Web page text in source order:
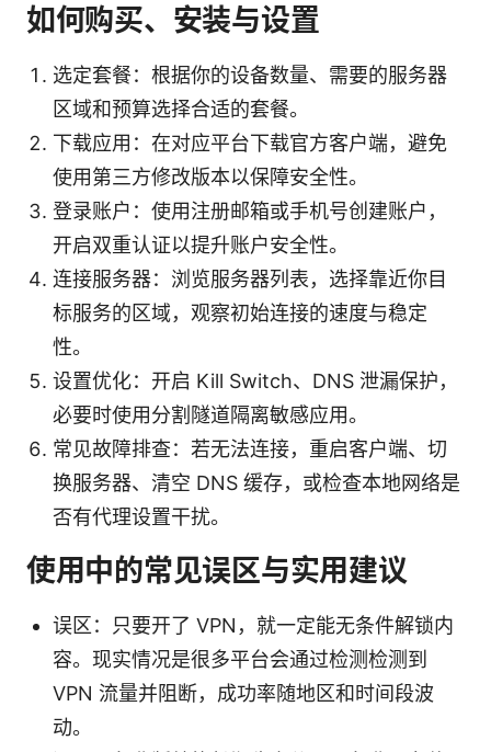
如何购买、安装与设置
选定套餐：根据你的设备数量、需要的服务器
区域和预算选择合适的套餐。
下载应用：在对应平台下载官方客户端，避免
使用第三方修改版本以保障安全性。
登录账户：使用注册邮箱或手机号创建账户，
开启双重认证以提升账户安全性。
连接服务器：浏览服务器列表，选择靠近你目
标服务的区域，观察初始连接的速度与稳定
性。
设置优化：开启 Kill Switch、DNS 泄漏保护，
必要时使用分割隧道隔离敏感应用。
常见故障排查：若无法连接，重启客户端、切
换服务器、清空 DNS 缓存，或检查本地网络是
否有代理设置干扰。
使用中的常见误区与实用建议
误区：只要开了 VPN，就一定能无条件解锁内
容。现实情况是很多平台会通过检测检测到
VPN 流量并阻断，成功率随地区和时间段波
动。